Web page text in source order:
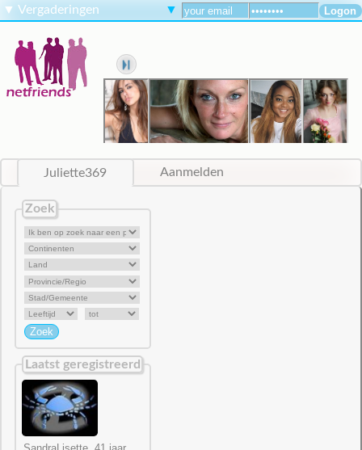
▼ Vergaderingen ▼
Juliette369 Aanmelden
Zoek
Laatst geregistreerd